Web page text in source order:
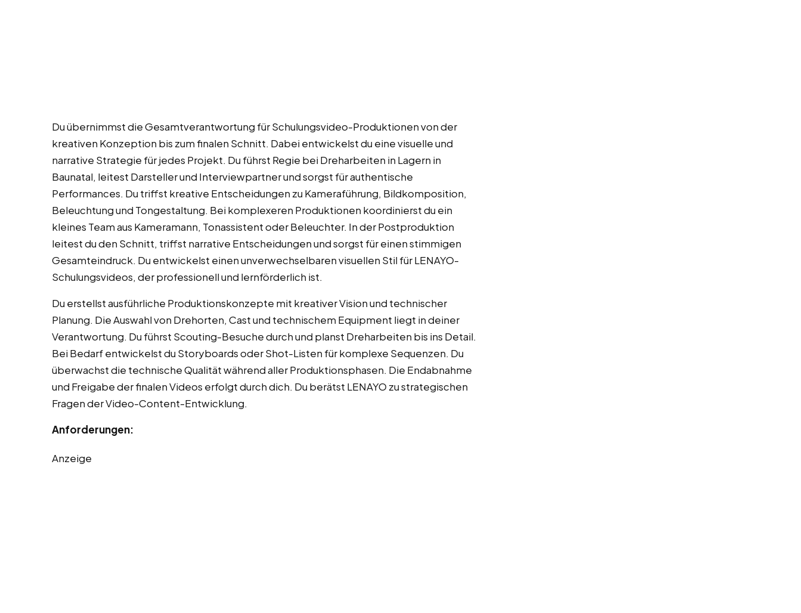
Du übernimmst die Gesamtverantwortung für Schulungsvideo-Produktionen von der
kreativen Konzeption bis zum finalen Schnitt. Dabei entwickelst du eine visuelle und
narrative Strategie für jedes Projekt. Du führst Regie bei Dreharbeiten in Lagern in
Baunatal, leitest Darsteller und Interviewpartner und sorgst für authentische
Performances. Du triffst kreative Entscheidungen zu Kameraführung, Bildkomposition,
Beleuchtung und Tongestaltung. Bei komplexeren Produktionen koordinierst du ein
kleines Team aus Kameramann, Tonassistent oder Beleuchter. In der Postproduktion
leitest du den Schnitt, triffst narrative Entscheidungen und sorgst für einen stimmigen
Gesamteindruck. Du entwickelst einen unverwechselbaren visuellen Stil für LENAYO-
Schulungsvideos, der professionell und lernförderlich ist.
Du erstellst ausführliche Produktionskonzepte mit kreativer Vision und technischer
Planung. Die Auswahl von Drehorten, Cast und technischem Equipment liegt in deiner
Verantwortung. Du führst Scouting-Besuche durch und planst Dreharbeiten bis ins Detail.
Bei Bedarf entwickelst du Storyboards oder Shot-Listen für komplexe Sequenzen. Du
überwachst die technische Qualität während aller Produktionsphasen. Die Endabnahme
und Freigabe der finalen Videos erfolgt durch dich. Du berätst LENAYO zu strategischen
Fragen der Video-Content-Entwicklung.
Anforderungen:
Anzeige